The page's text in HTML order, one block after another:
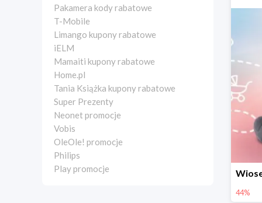
Pakamera kody rabatowe
T-Mobile
Limango kupony rabatowe
iELM
Mamaiti kupony rabatowe
Home.pl
Tania Książka kupony rabatowe
Super Prezenty
Neonet promocje
Vobis
OleOle! promocje
Philips
Play promocje
44%